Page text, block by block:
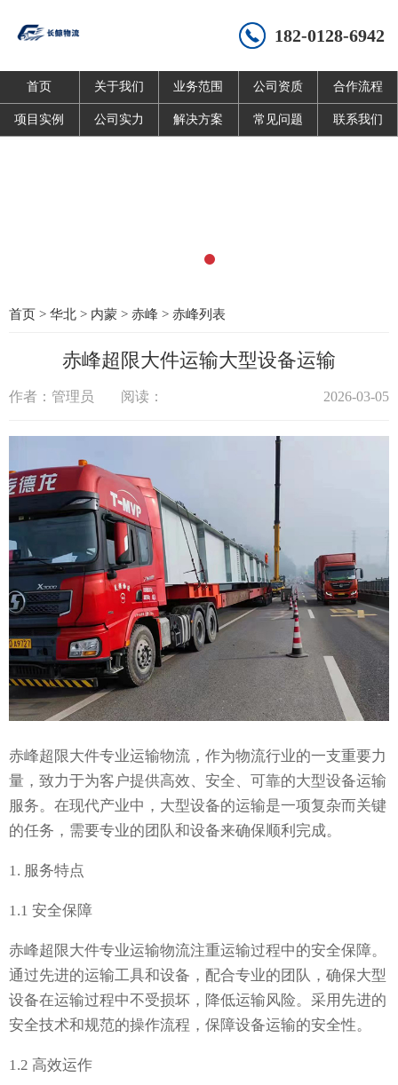
182-0128-6942
首页 关于我们 业务范围 公司资质 合作流程
项目实例 公司实力 解决方案 常见问题 联系我们
首页 > 华北 > 内蒙 > 赤峰 > 赤峰列表
赤峰超限大件运输大型设备运输
作者：管理员 阅读： 2026-03-05
赤峰超限大件专业运输物流，作为物流行业的一支重要力
量，致力于为客户提供高效、安全、可靠的大型设备运输
服务。在现代产业中，大型设备的运输是一项复杂而关键
的任务，需要专业的团队和设备来确保顺利完成。
1. 服务特点
1.1 安全保障
赤峰超限大件专业运输物流注重运输过程中的安全保障。
通过先进的运输工具和设备，配合专业的团队，确保大型
设备在运输过程中不受损坏，降低运输风险。采用先进的
安全技术和规范的操作流程，保障设备运输的安全性。
1.2 高效运作